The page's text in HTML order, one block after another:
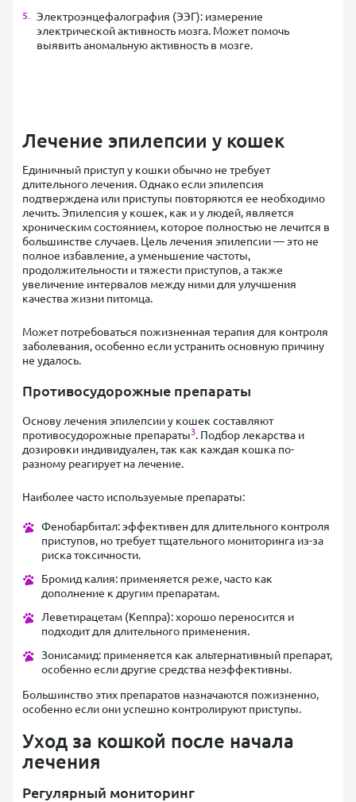
Электроэнцефалография (ЭЭГ): измерение
электрической активность мозга. Может помочь
выявить аномальную активность в мозге.
Лечение эпилепсии у кошек
Единичный приступ у кошки обычно не требует
длительного лечения. Однако если эпилепсия
подтверждена или приступы повторяются ее необходимо
лечить. Эпилепсия у кошек, как и у людей, является
хроническим состоянием, которое полностью не лечится в
большинстве случаев. Цель лечения эпилепсии — это не
полное избавление, а уменьшение частоты,
продолжительности и тяжести приступов, а также
увеличение интервалов между ними для улучшения
качества жизни питомца.
Может потребоваться пожизненная терапия для контроля
заболевания, особенно если устранить основную причину
не удалось.
Противосудорожные препараты
Основу лечения эпилепсии у кошек составляют
противосудорожные препараты3. Подбор лекарства и
дозировки индивидуален, так как каждая кошка по-
разному реагирует на лечение.
Наиболее часто используемые препараты:
Фенобарбитал: эффективен для длительного контроля
приступов, но требует тщательного мониторинга из-за
риска токсичности.
Бромид калия: применяется реже, часто как
дополнение к другим препаратам.
Леветирацетам (Кеппра): хорошо переносится и
подходит для длительного применения.
Зонисамид: применяется как альтернативный препарат,
особенно если другие средства неэффективны.
Большинство этих препаратов назначаются пожизненно,
особенно если они успешно контролируют приступы.
Уход за кошкой после начала
лечения
Регулярный мониторинг